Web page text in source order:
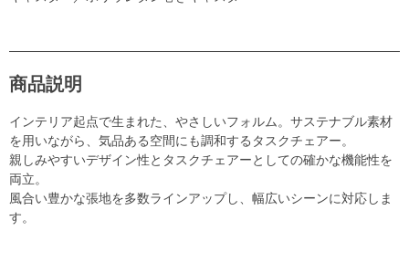
商品説明
インテリア起点で生まれた、やさしいフォルム。サステナブル素材
を用いながら、気品ある空間にも調和するタスクチェアー。
親しみやすいデザイン性とタスクチェアーとしての確かな機能性を
両立。
風合い豊かな張地を多数ラインアップし、幅広いシーンに対応しま
す。